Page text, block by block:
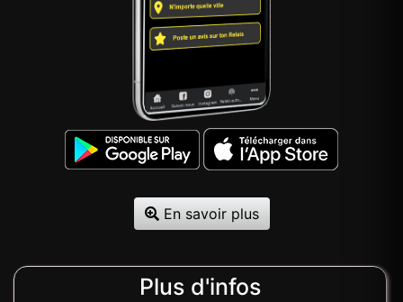
En savoir plus
Plus d'infos